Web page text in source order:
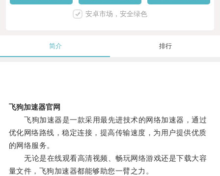
安卓市场，安全绿色
简介 排行
飞狗加速器官网
飞狗加速器是一款采用最先进技术的网络加速器，通过
优化网络路线，稳定连接，提高传输速度，为用户提供优质
的网络服务。
无论是在线观看高清视频、畅玩网络游戏还是下载大容
量文件，飞狗加速器都能够助您一臂之力。